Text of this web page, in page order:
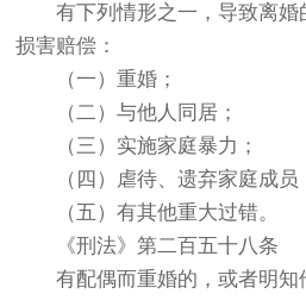
有下列情形之一，导致离婚
损害赔偿：
（一）重婚；
（二）与他人同居；
（三）实施家庭暴力；
（四）虐待、遗弃家庭成员
（五）有其他重大过错。
《刑法》第二百五十八条
有配偶而重婚的，或者明知